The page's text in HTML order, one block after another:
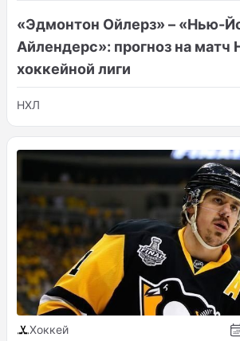
«Эдмонтон Ойлерз» – «Нью-
Айлендерс»: прогноз на матч
хоккейной лиги
НХЛ
Хоккей